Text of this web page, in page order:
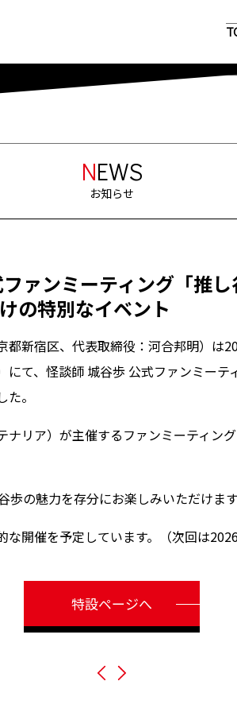
NEWS
お知らせ
ァンミーティング「推
の特別なイベント
都新宿区、代表取締役：河合邦明）は
にて、怪談師 城谷歩 公式ファンミーテ
。
ナリア）が主催するファンミーティン
の魅力を存分にお楽しみいただけます
な開催を予定しています。（次回は
特設ページへ